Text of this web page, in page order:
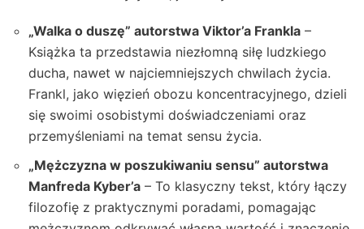
„Walka o duszę” autorstwa Viktor’a Frankla –
Książka ta przedstawia niezłomną siłę ludzkiego
ducha, nawet w najciemniejszych chwilach życia.
Frankl, jako więzień obozu koncentracyjnego, dzieli
się swoimi osobistymi doświadczeniami oraz
przemyśleniami na temat sensu życia.
„Mężczyzna w poszukiwaniu sensu” autorstwa
Manfreda Kyber’a – To klasyczny tekst, który łączy
filozofię z praktycznymi poradami, pomagając